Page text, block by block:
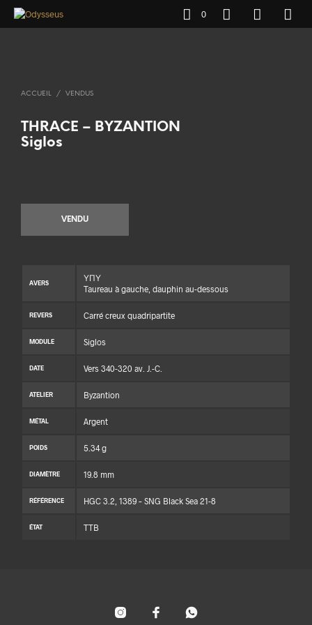
0
ACCUEIL / VENDUS
THRACE – BYZANTION
Siglos
VENDU
AVERS
ΥΠΥ
Taureau à gauche, dauphin au-dessous
REVERS Carré creux quadripartite
MODULE Siglos
DATE Vers 340-320 av. J.-C.
ATELIER Byzantion
MÉTAL Argent
POIDS 5.34 g
DIAMÈTRE 19.8 mm
RÉFÉRENCE HGC 3.2, 1389 – SNG Black Sea 21-8
ÉTAT TTB